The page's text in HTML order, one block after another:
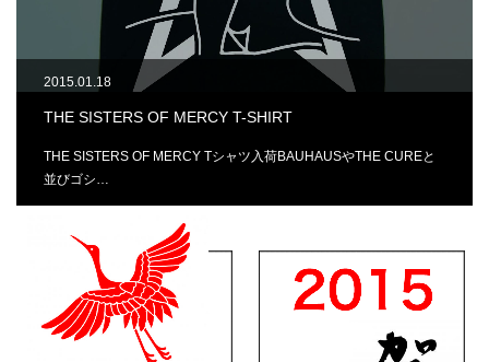
2015.01.18
THE SISTERS OF MERCY T-SHIRT
THE SISTERS OF MERCY Tシャツ入荷BAUHAUSやTHE CUREと
並びゴシ…